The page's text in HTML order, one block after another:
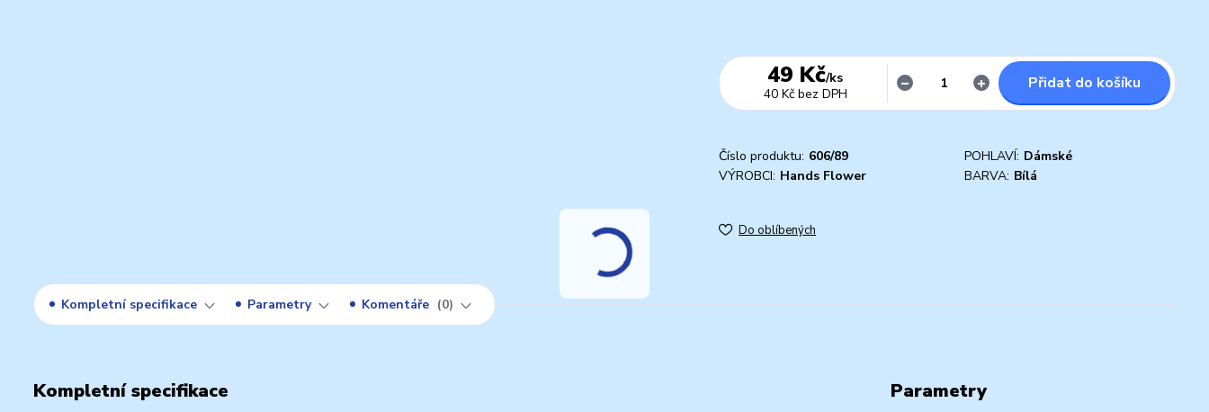
49 Kč/ks
40 Kč bez DPH
Přidat do košíku
Číslo produktu: 606/89 POHLAVÍ: Dámské
VÝROBCI: Hands Flower BARVA: Bílá
Do oblíbených
Kompletní specifikace Parametry Komentáře 0
Kompletní specifikace Parametry